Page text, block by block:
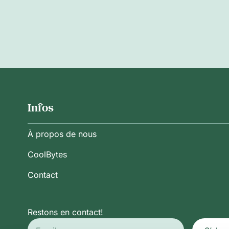
Infos
À propos de nous
CoolBytes
Contact
Restons en contact!